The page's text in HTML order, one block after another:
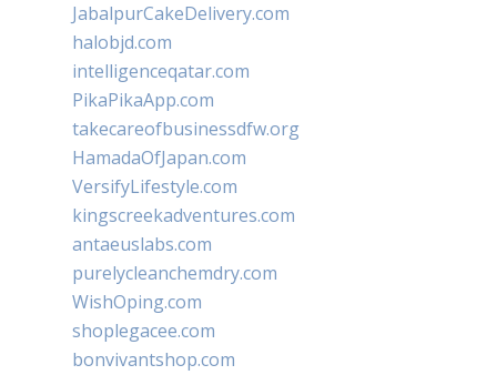
JabalpurCakeDelivery.com
halobjd.com
intelligenceqatar.com
PikaPikaApp.com
takecareofbusinessdfw.org
HamadaOfJapan.com
VersifyLifestyle.com
kingscreekadventures.com
antaeuslabs.com
purelycleanchemdry.com
WishOping.com
shoplegacee.com
bonvivantshop.com